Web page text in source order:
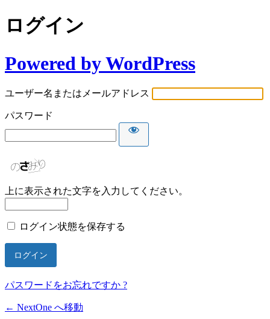
ログイン
Powered by WordPress
ユーザー名またはメールアドレス
パスワード
上に表示された文字を入力してください。
ログイン状態を保存する
パスワードをお忘れですか ?
← NextOne へ移動